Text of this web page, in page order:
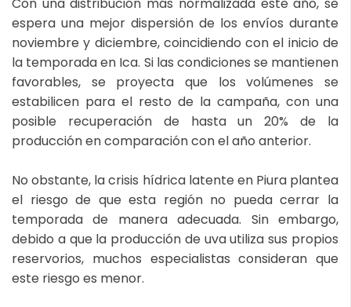
espera una mejor dispersión de los envíos durante
noviembre y diciembre, coincidiendo con el inicio de
la temporada en Ica. Si las condiciones se mantienen
favorables, se proyecta que los volúmenes se
estabilicen para el resto de la campaña, con una
posible recuperación de hasta un 20% de la
producción en comparación con el año anterior.
No obstante, la crisis hídrica latente en Piura plantea
el riesgo de que esta región no pueda cerrar la
temporada de manera adecuada. Sin embargo,
debido a que la producción de uva utiliza sus propios
reservorios, muchos especialistas consideran que
este riesgo es menor.